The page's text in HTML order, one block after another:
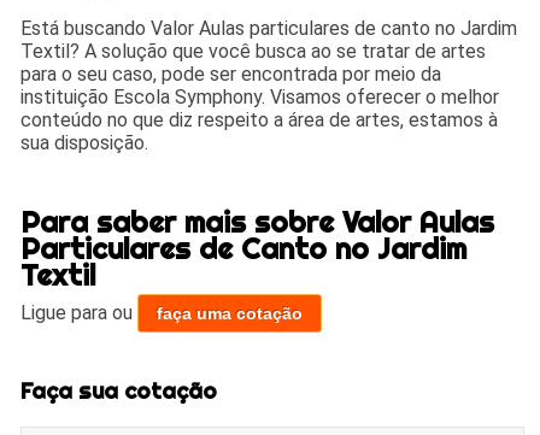
Está buscando Valor Aulas particulares de canto no Jardim
Textil? A solução que você busca ao se tratar de artes
para o seu caso, pode ser encontrada por meio da
instituição Escola Symphony. Visamos oferecer o melhor
conteúdo no que diz respeito a área de artes, estamos à
sua disposição.
Para saber mais sobre Valor Aulas
Particulares de Canto no Jardim
Textil
Ligue paraou faça uma cotação
Faça sua cotação